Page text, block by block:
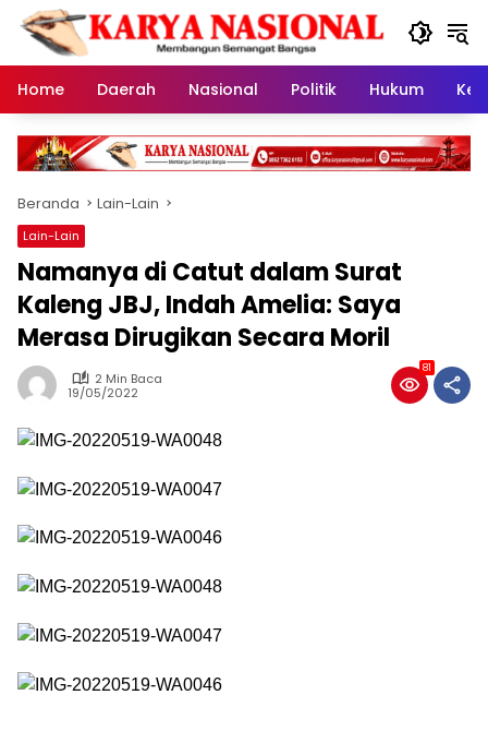
Langsung
konten
Home
Daerah Nasional Politik Hukum
Beranda Lain-Lain
Lain-Lain
Namanya di Catut dalam Surat
Kaleng JBJ, Indah Amelia: Saya
Merasa Dirugikan Secara Moril
2 Min Baca
19/05/2022
81